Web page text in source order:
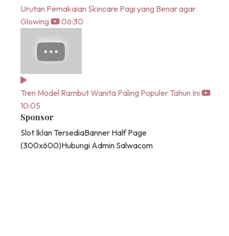
Urutan Pemakaian Skincare Pagi yang Benar agar
Glowing
06:30
Tren Model Rambut Wanita Paling Populer Tahun Ini
10:05
Sponsor
Slot Iklan TersediaBanner Half Page
(300x600)Hubungi Admin Salwacom